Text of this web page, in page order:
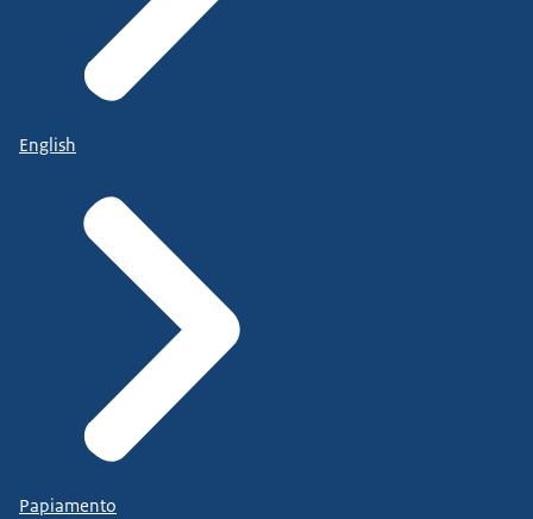
English
Papiamento